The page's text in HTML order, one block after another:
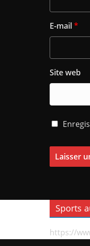
E-mail*
Site web
Sports
https://